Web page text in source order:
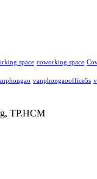
space coworking space
vanphongaooffice5s
TP.HCM